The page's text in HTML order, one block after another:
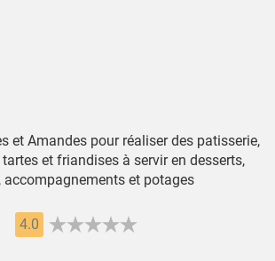
et Amandes pour réaliser des patisserie,
et friandises à servir en desserts,
accompagnements et potages
4.0